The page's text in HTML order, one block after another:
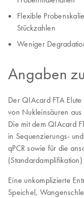
Flexible
Stückzahlen
Weniger
Angaben
Der QIAcard FTA
von Nukleinsäuren
Die mit dem QIAcard
in Sequenzierungs-
qPCR sowie für die
Eine unkomplizierte
Speichel,